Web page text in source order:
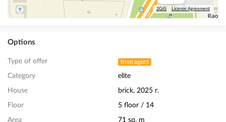
2GIS License Agreement
Options
Type of offer from agent
Category elite
House brick, 2025 г.
Floor 5 floor / 14
Area 71 sq. m